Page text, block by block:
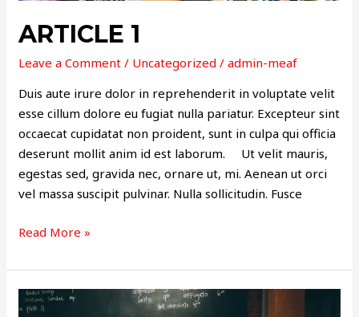
ARTICLE 1
Leave a Comment / Uncategorized /admin-meaf
Duis aute irure dolor in reprehenderit in voluptate velit
esse cillum dolore eu fugiat nulla pariatur. Excepteur sint
occaecat cupidatat non proident, sunt in culpa qui officia
deserunt mollit anim id est laborum. Ut velit mauris,
egestas sed, gravida nec, ornare ut, mi. Aenean ut orci
vel massa suscipit pulvinar. Nulla sollicitudin. Fusce
Read More »
ARTICLE